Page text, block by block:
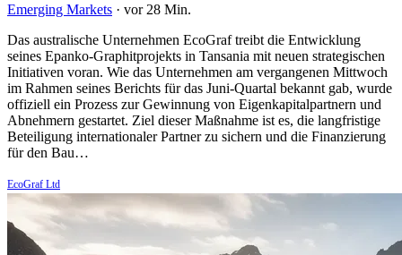
Emerging Markets · vor 28 Min.
Das australische Unternehmen EcoGraf treibt die Entwicklung
seines Epanko-Graphitprojekts in Tansania mit neuen strategischen
Initiativen voran. Wie das Unternehmen am vergangenen Mittwoch
im Rahmen seines Berichts für das Juni-Quartal bekannt gab, wurde
offiziell ein Prozess zur Gewinnung von Eigenkapitalpartnern und
Abnehmern gestartet. Ziel dieser Maßnahme ist es, die langfristige
Beteiligung internationaler Partner zu sichern und die Finanzierung
für den Bau…
EcoGraf Ltd